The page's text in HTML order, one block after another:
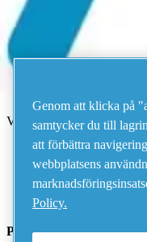
Något gick fel.
Försök igen
Visa alla produkter
Address
Via Selva Maiolo, 5/7 -
Contact us
Piping Systems - click to
Genom att klicka på
samtycker du till
att förbättra
webbplatsens
Policy.